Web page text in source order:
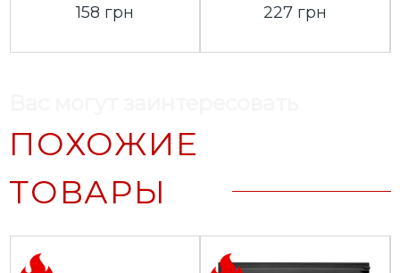
158 грн 227 грн
ПОХОЖИЕ
ТОВАРЫ